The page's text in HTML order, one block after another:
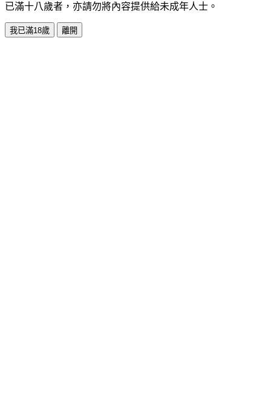
已滿十八歲者，亦請勿將內容提供給未成年人士。
我已滿18歲 離開